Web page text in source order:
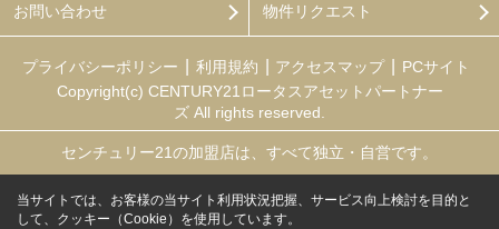
お問い合わせ 物件リクエスト
プライバシーポリシー 利用規約 アクセスマップ
PCサイト
Copyright(c) CENTURY21ロータスアセットパートナー
ズ All rights reserved.
センチュリー21の加盟店は、すべて独立・自営です。
当サイトでは、お客様の当サイト利用状況把握、サービス向上検討を目的と
して、クッキー（Cookie）を使用しています。